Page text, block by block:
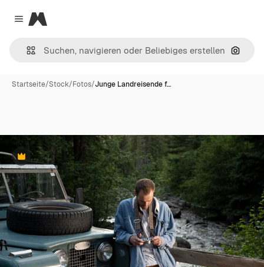
Close menu
Magnific
Nach
Startseite/Stock/Fotos/Junge Landreisende f…
Premium